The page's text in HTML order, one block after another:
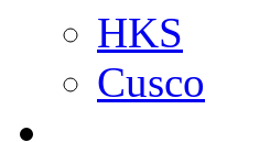
HKS
Cusco